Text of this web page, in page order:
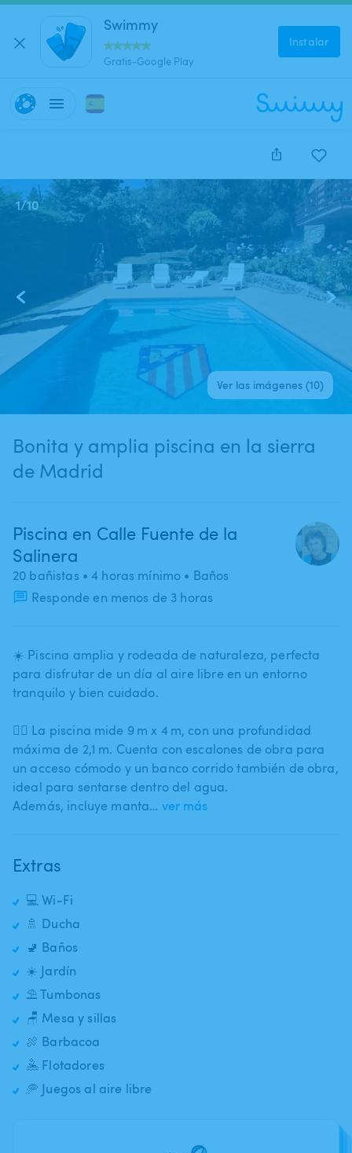
Swimmy
Gratis-Google Play
Instalar
1/10
Ver las imágenes (10)
Bonita y amplia piscina en la sierra
de Madrid
Piscina en Calle Fuente de la
Salinera
20 bañistas • 4 horas mínimo • Baños
Responde en menos de 3 horas
☀️ Piscina amplia y rodeada de naturaleza​,​ perfecta
para disfrutar de un día al aire libre en un entorno
tranquilo y bien cuidado.
🏊‍♀️ La piscina mide 9 m x 4 m​,​ con una profundidad
máxima de 2​,​1 m. Cuenta con escalones de obra para
un acceso cómodo y un banco corrido también de obra​,​
ideal para sentarse dentro del agua.
Además​,​ incluye manta… ver más
Extras
💻 Wi-Fi
🚿 Ducha
🚽 Baños
☀️ Jardín
⛱️ Tumbonas
🪑 Mesa y sillas
🍖 Barbacoa
🤽 Flotadores
🥏 Juegos al aire libre